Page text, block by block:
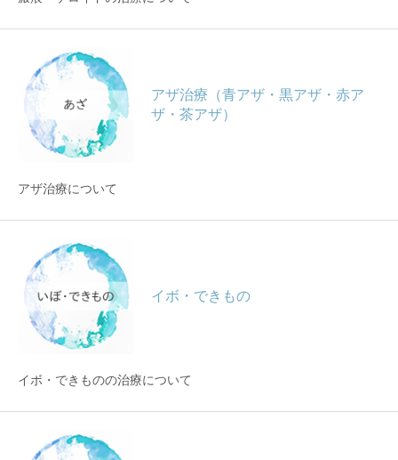
アザ治療（青アザ・黒アザ・赤ア
ザ・茶アザ）
アザ治療について
イボ・できもの
イボ・できものの治療について